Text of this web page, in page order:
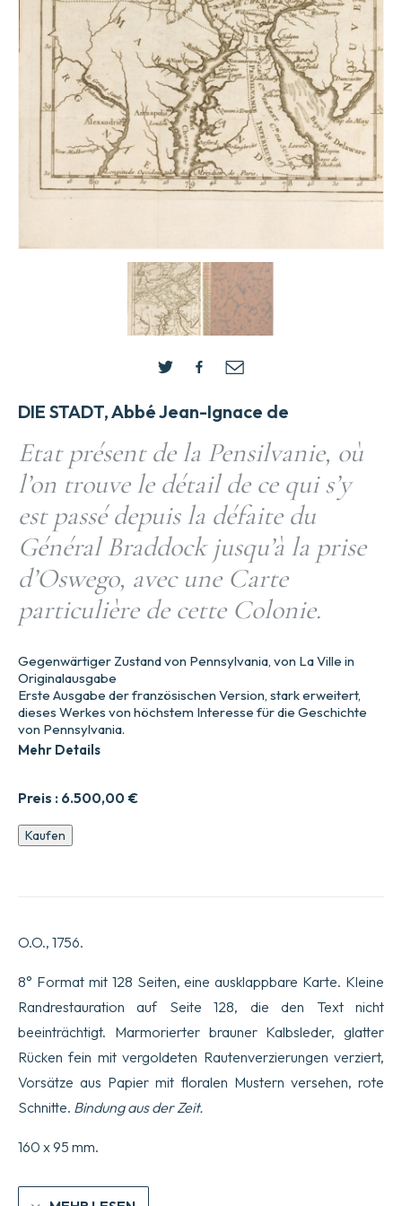
DIE STADT, Abbé Jean-Ignace de
Etat présent de la Pensilvanie, où
l’on trouve le détail de ce qui s’y
est passé depuis la défaite du
Général Braddock jusqu’à la prise
d’Oswego, avec une Carte
particulière de cette Colonie.
Preis : 6.500,00 €
Gegenwärtiger Zustand von Pennsylvania, von La Ville in
Originalausgabe
Erste Ausgabe der französischen Version, stark erweitert,
dieses Werkes von höchstem Interesse für die Geschichte
von Pennsylvania.
Mehr Details
Gegenwärtiger
Zustand
Einzelheiten
findet,
dort
seit
der
Niederlage
von
General
Braddock
zur
Einnahme
Oswego
Kaufen
O.O., 1756.
8° Format mit 128 Seiten, eine ausklappbare Karte. Kleine
Randrestauration auf Seite 128, die den Text nicht
beeinträchtigt. Marmorierter brauner Kalbsleder, glatter
Rücken fein mit vergoldeten Rautenverzierungen verziert,
Vorsätze aus Papier mit floralen Mustern versehen, rote
Schnitte. Bindung aus der Zeit.
160 x 95 mm.